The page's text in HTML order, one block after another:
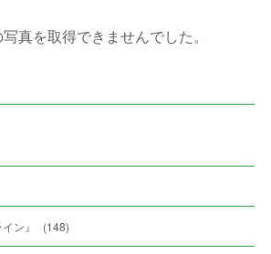
真を取得できませんでした。
ン』 (148)